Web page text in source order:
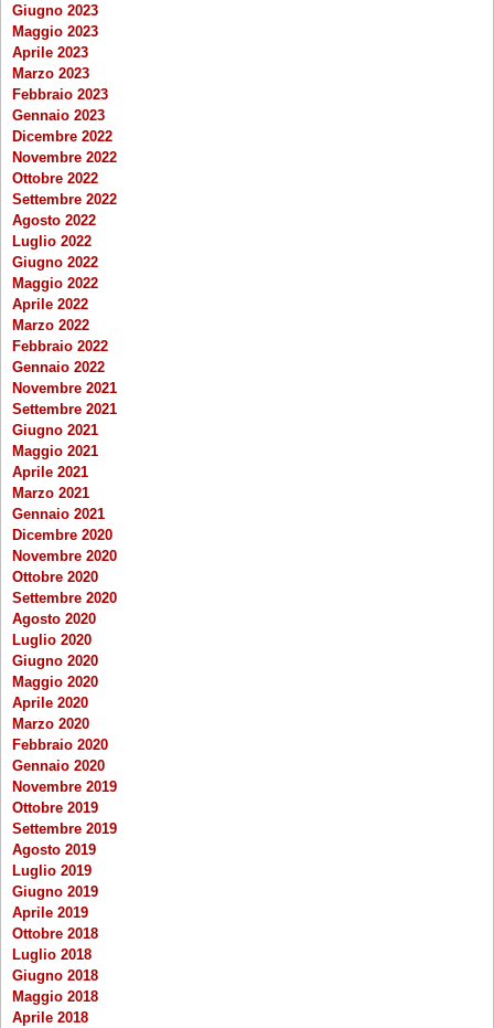
Giugno 2023
Maggio 2023
Aprile 2023
Marzo 2023
Febbraio 2023
Gennaio 2023
Dicembre 2022
Novembre 2022
Ottobre 2022
Settembre 2022
Agosto 2022
Luglio 2022
Giugno 2022
Maggio 2022
Aprile 2022
Marzo 2022
Febbraio 2022
Gennaio 2022
Novembre 2021
Settembre 2021
Giugno 2021
Maggio 2021
Aprile 2021
Marzo 2021
Gennaio 2021
Dicembre 2020
Novembre 2020
Ottobre 2020
Settembre 2020
Agosto 2020
Luglio 2020
Giugno 2020
Maggio 2020
Aprile 2020
Marzo 2020
Febbraio 2020
Gennaio 2020
Novembre 2019
Ottobre 2019
Settembre 2019
Agosto 2019
Luglio 2019
Giugno 2019
Aprile 2019
Ottobre 2018
Luglio 2018
Giugno 2018
Maggio 2018
Aprile 2018